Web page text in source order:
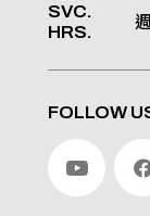
SVC.
HRS.
FOLLOW